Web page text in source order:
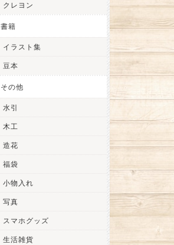
クレヨン
書籍
イラスト集
豆本
その他
水引
木工
造花
福袋
小物入れ
写真
スマホグッズ
生活雑貨